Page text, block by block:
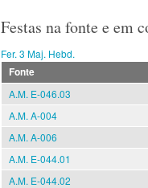
Festas na fonte e em
Fer. 3 Maj. Hebd.
Fonte
A.M. E-046.03
A.M. A-004
A.M. A-006
A.M. E-044.01
A.M. E-044.02